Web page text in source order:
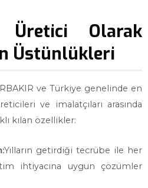
Üretici Olarak
Üstünlükleri
ve Türkiye genelinde en
ve imalatçıları arasında
kılan özellikler:
Yılların getirdiği tecrübe ile her
ihtiyacına uygun çözümler